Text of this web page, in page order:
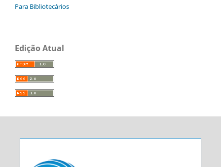
Para Bibliotecários
Edição Atual